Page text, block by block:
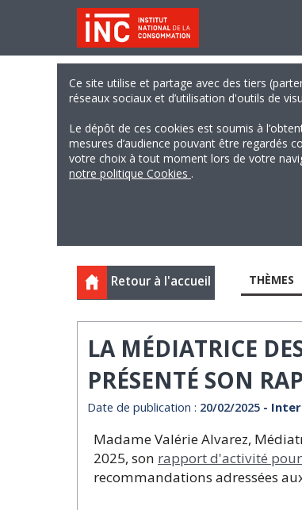
Ce site utilise et partage avec des tiers
réseaux sociaux et d’utilisation d'outils de
Le dépôt de ces cookies est soumis à
mesures d’audience pouvant être regardés
votre choix à tout moment lors de votre
notre politique Cookies .
Retour à l'accueil THÈMES
LA MÉDIATRICE
PRÉSENTÉ SON
Date de publication : 20/02/2025 -
Madame Valérie Alvarez,
2025, son rapport d'activité
recommandations adressées